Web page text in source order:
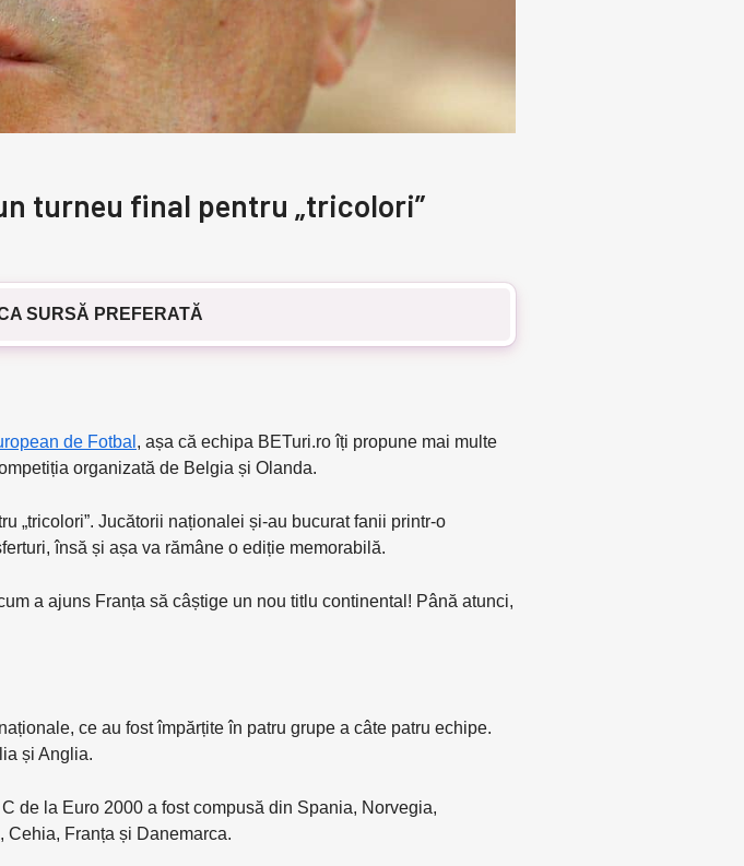
turneu final pentru „tricolori”
SURSĂ PREFERATĂ
de Fotbal , așa că echipa BETuri.ro îți propune mai multe
organizată de Belgia și Olanda.
„tricolori”. Jucătorii naționalei și-au bucurat fanii printr-o
însă și așa va rămâne o ediție memorabilă.
a ajuns Franța să câștige un nou titlu continental! Până atunci,
ce au fost împărțite în patru grupe a câte patru echipe.
și Anglia.
de la Euro 2000 a fost compusă din Spania, Norvegia,
Cehia, Franța și Danemarca.